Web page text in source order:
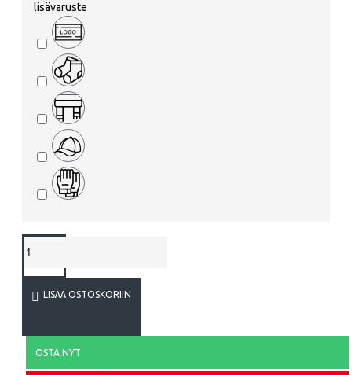
lisävaruste
LISÄÄ OSTOSKORIIN
OSTA NYT